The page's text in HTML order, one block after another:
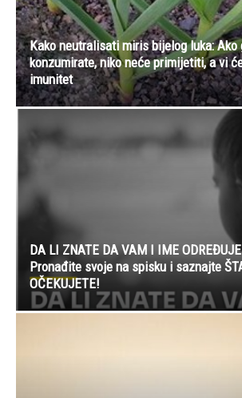
Kako neutralisati miris bijelog luka: Ako
konzumirate, niko neće primijetiti, a vi
imunitet
DA LI ZNATE DA VAM I IME
Pronađite svoje na spisku i saznajte
OČEKUJETE!